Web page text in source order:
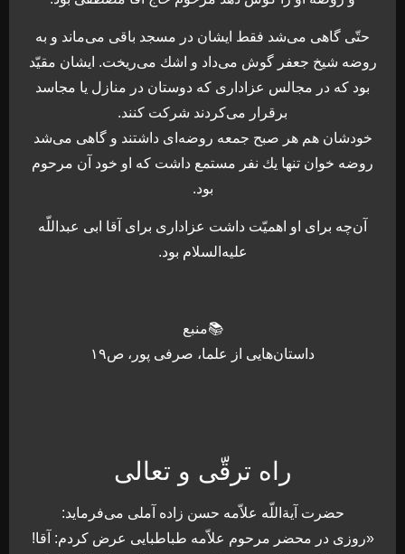
حتّى گاهى مى‌شد فقط ايشان در مسجد باقى مى‌ماند و به
روضه شيخ جعفر گوش مى‌داد و اشك مى‌ريخت. ايشان مقيّد
بود كه در مجالس عزادارى كه دوستان در منازل يا مجاسد
برقرار مى‌كردند شركت كنند.
خودشان هم هر صبح جمعه روضه‌اى داشتند و گاهى مى‌شد
روضه خوان تنها يك نفر مستمع داشت كه او خود آن مرحوم
بود.
آن‌چه براى او اهميّت داشت عزادارى براى آقا ابى عبداللّه
عليه‌السلام بود.
📚منبع
داستان‌هایی از علما، صرفی پور، ص۱۹
راه ترقّى و تعالى
حضرت آيةاللّه علاّمه حسن زاده آملى مى‌فرمايد:
«روزى در محضر مرحوم علاّمه طباطبايى عرض كردم: آقا!